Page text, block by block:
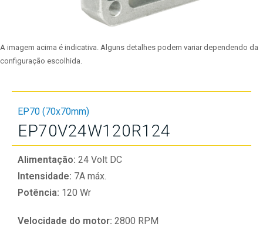
A imagem acima é indicativa. Alguns detalhes podem variar dependendo da
configuração escolhida.
EP70 (70x70mm)
EP70V24W120R124
Alimentação: 24 Volt DC
Intensidade: 7A máx.
Potência: 120 Wr
Velocidade do motor: 2800 RPM